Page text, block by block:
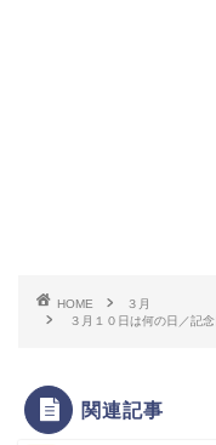
HOME
３月
３月１０日は何の日／記
関連記事